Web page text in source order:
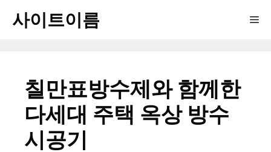
사이트이름
칠만표방수제와 함께한
다세대 주택 옥상 방수
시공기